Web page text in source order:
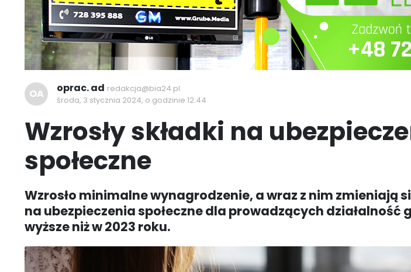
OA oprac. ad redakcja@bia24.pl
środa, 3 stycznia 2024, o godzinie 12:44
Wzrosły składki na
społeczne
Wzrosło minimalne wynagrodzenie, a wraz z nim zmieniają
na ubezpieczenia społeczne dla prowadzących działalność
wyższe niż w 2023 roku.